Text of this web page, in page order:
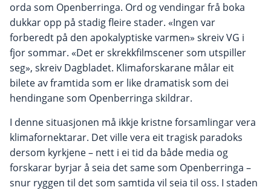
orda som Openberringa. Ord og vendingar frå boka
dukkar opp på stadig fleire stader. «Ingen var
forberedt på den apokalyptiske varmen» skreiv VG i
fjor sommar. «Det er skrekkfilmscener som utspiller
seg», skreiv Dagbladet. Klimaforskarane målar eit
bilete av framtida som er like dramatisk som dei
hendingane som Openberringa skildrar.
I denne situasjonen må ikkje kristne forsamlingar vera
klimafornektarar. Det ville vera eit tragisk paradoks
dersom kyrkjene – nett i ei tid da både media og
forskarar byrjar å seia det same som Openberringa –
snur ryggen til det som samtida vil seia til oss. I staden